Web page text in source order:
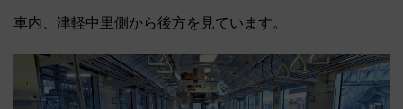
車内、津軽中里側から後方を見ています。